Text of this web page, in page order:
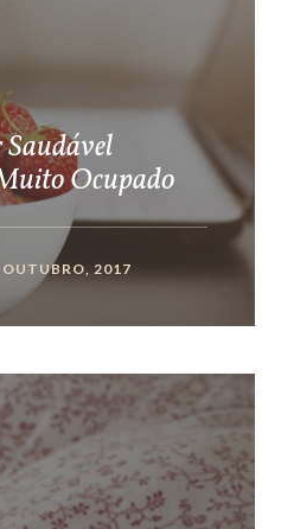
Saudável
Ocupado
OUTUBRO, 2017